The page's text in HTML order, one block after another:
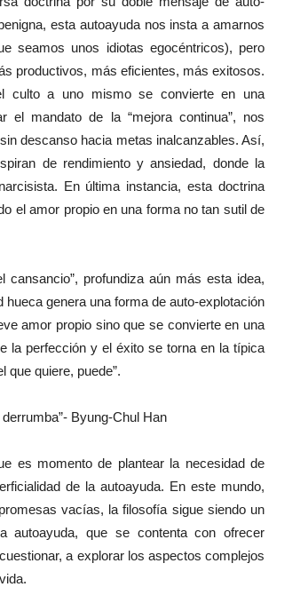
esta autoayuda nos insta a amarnos
seamos unos idiotas egocéntricos), pero
productivos, más eficientes, más exitosos.
culto a uno mismo se convierte en una
el mandato de la “mejora continua”, nos
descanso hacia metas inalcanzables. Así,
de rendimiento y ansiedad, donde la
En última instancia, esta doctrina
el amor propio en una forma no tan sutil de
profundiza aún más esta idea,
genera una forma de auto-explotación
amor propio sino que se convierte en una
la perfección y el éxito se torna en la típica
que quiere, puede”.
Byung-Chul Han
es momento de plantear la necesidad de
de la autoayuda. En este mundo,
vacías, la filosofía sigue siendo un
autoayuda, que se contenta con ofrecer
a explorar los aspectos complejos